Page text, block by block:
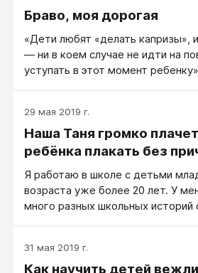
Браво, моя дорогая
«Дети любят «делать капризы»,
— ни в коем случае не идти на
уступать в этот момент
29 мая 2019 г.
Наша Таня громко
ребёнка плакать без
Я работаю в школе с детьми
возраста уже более 20 лет. У
много разных школьных историй
31 мая 2019 г.
Как научить детей